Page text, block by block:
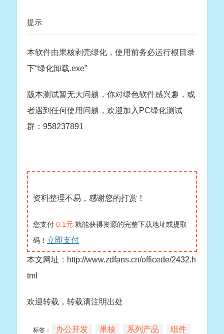
提示
本软件由果核剥壳绿化，使用前务必运行根目录
下“绿化卸载.exe”
版本测试暂无大问题，你对绿色软件感兴趣，或
者遇到任何使用问题，欢迎加入PC绿化测试
群：958237891
资料整理不易，感谢您的打赏！
您支付 0.1元 就能获得资源的完整下载地址或提取
码！ 立即支付
本文网址：http://www.zdfans.cn/officede/2432.h
tml
欢迎转载，转载请注明出处
标签： 办公开发 果核 系列产品 组件